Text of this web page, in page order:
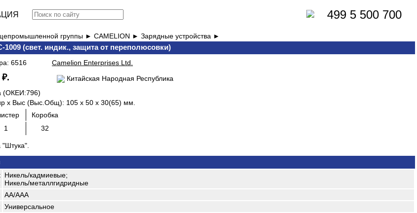
499 5 500 700
группы ► CAMELION ► Зарядные устройства ►
1009 (свет. индик., защита от переполюсовки)
6516 Camelion Enterprises Ltd.
Китайская Народная Республика
(ОКЕИ:796)
х Выс (Выс.Общ): 105 x 50 x 30(65) мм.
Коробка
1
32
"Штука".
Никель/кадмиевые;
Никель/металлгидридные
АА/ААА
Универсальное